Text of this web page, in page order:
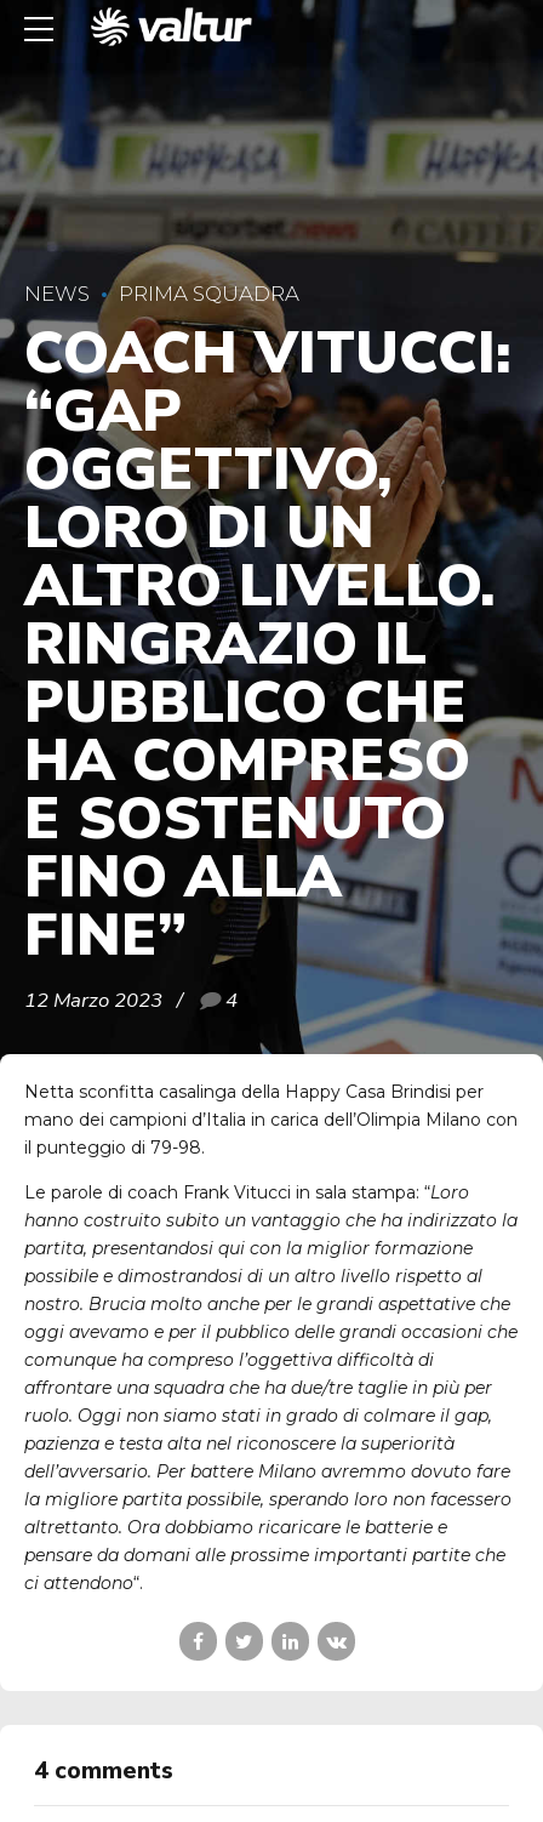
NEWS PRIMA SQUADRA
COACH VITUCCI:
“GAP
OGGETTIVO,
LORO DI UN
ALTRO LIVELLO.
RINGRAZIO IL
PUBBLICO CHE
HA COMPRESO
E SOSTENUTO
FINO ALLA
FINE”
12 Marzo 2023 4
Netta sconfitta casalinga della Happy Casa Brindisi per
mano dei campioni d’Italia in carica dell’Olimpia Milano con
il punteggio di 79-98.
Le parole di coach Frank Vitucci in sala stampa: “Loro
hanno costruito subito un vantaggio che ha indirizzato la
partita, presentandosi qui con la miglior formazione
possibile e dimostrandosi di un altro livello rispetto al
nostro. Brucia molto anche per le grandi aspettative che
oggi avevamo e per il pubblico delle grandi occasioni che
comunque ha compreso l’oggettiva difficoltà di
affrontare una squadra che ha due/tre taglie in più per
ruolo. Oggi non siamo stati in grado di colmare il gap,
pazienza e testa alta nel riconoscere la superiorità
dell’avversario. Per battere Milano avremmo dovuto fare
la migliore partita possibile, sperando loro non facessero
altrettanto. Ora dobbiamo ricaricare le batterie e
pensare da domani alle prossime importanti partite che
ci attendono“.
4 comments